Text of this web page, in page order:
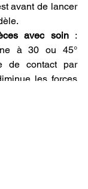
avant de lancer
avec soin :
à 30 ou 45°
de contact par
les forces